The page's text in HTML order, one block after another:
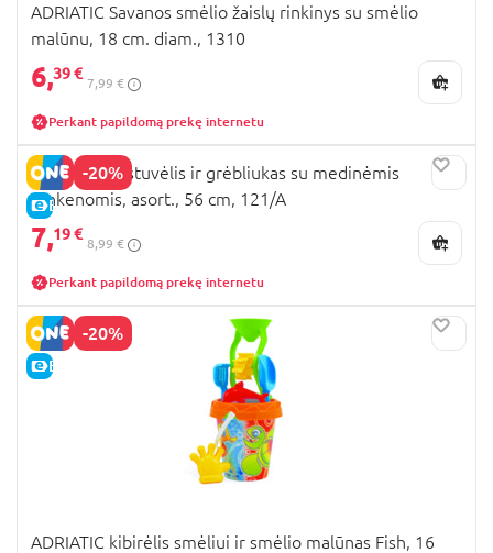
ADRIATIC Savanos smėlio žaislų rinkinys su smėlio
malūnu, 18 cm. diam., 1310
6,39 €
7,99 €
Perkant papildomą prekę internetu
-20%
E-KAINA
ADRIATIC kastuvėlis ir grėbliukas su medinėmis
rankenomis, asort., 56 cm, 121/A
7,19 €
8,99 €
Perkant papildomą prekę internetu
-20%
E-KAINA
ADRIATIC kibirėlis smėliui ir smėlio malūnas Fish, 16